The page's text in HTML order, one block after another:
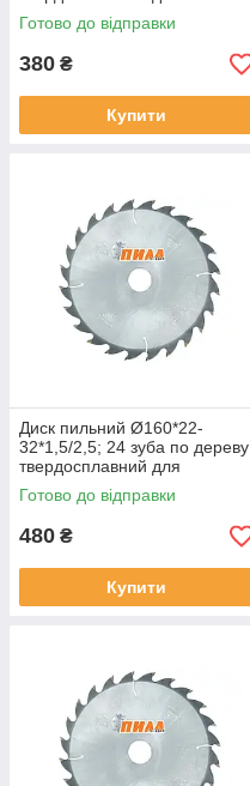
поздовжнього розпилювання
Готово до відправки
380 ₴
Купити
Диск пильний Ø160*22-
32*1,5/2,5; 24 зуба по дереву
твердосплавний для
поздовжнього розпилювання
Готово до відправки
480 ₴
Купити